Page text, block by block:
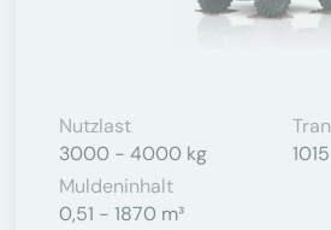
Nutzlast
3000 - 4000 kg
Muldeninhalt
0,51 - 1870 m³